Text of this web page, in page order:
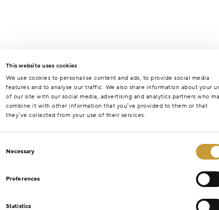
This website uses cookies
We use cookies to personalise content and ads, to provide social media
features and to analyse our traffic. We also share information about your
of our site with our social media, advertising and analytics partners who
combine it with other information that you’ve provided to them or that
they’ve collected from your use of their services.
Selection
Necessary
Preferences
Statistics